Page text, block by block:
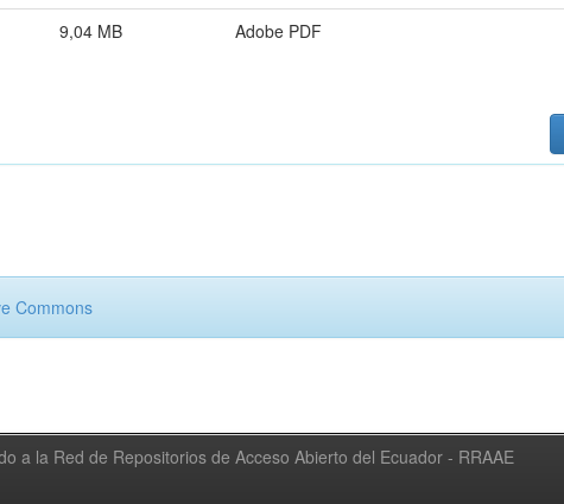
9,04 MB Adobe PDF
Commons
a la Red de Repositorios de Acceso Abierto del Ecuador - RRAAE